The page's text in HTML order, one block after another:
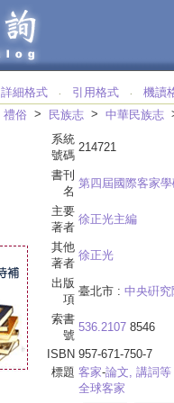
詳細格式 ‧ 引用格式 ‧
機讀
禮俗 > 民族志 > 中華民族志
系統
號碼
214721
書刊
名
第四屆國際客家
主要
著者
徐正光主編
其他
著者
徐正光
出版
項
臺北市 : 中央硏
索書
號
536.2107 8546
ISBN 957-671-750-7
標題 客家-論文, 講詞等
全球客家